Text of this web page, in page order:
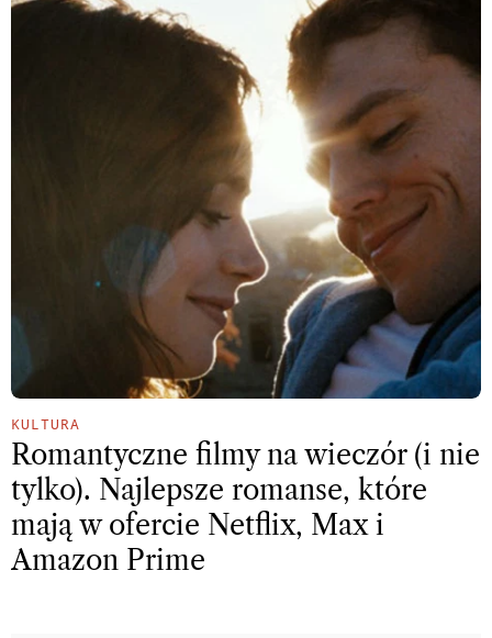
KULTURA
Romantyczne filmy na wieczór (i nie
tylko). Najlepsze romanse, które
mają w ofercie Netflix, Max i
Amazon Prime